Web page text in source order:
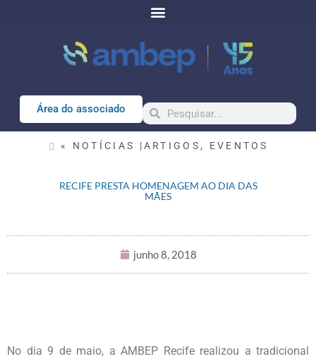
Área do associado
« NOTÍCIAS |ARTIGOS , EVENTOS
RECIFE PRESTA HOMENAGEM AO DIA DAS
MÃES
junho 8, 2018
No dia 9 de maio, a AMBEP Recife realizou a tradicional